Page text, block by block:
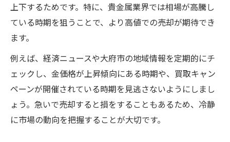
上下するためです。特に、貴金属業界では相場が高騰し
ている時期を狙うことで、より高値での売却が期待でき
ます。
例えば、経済ニュースや大府市の地域情報を定期的にチ
ェックし、金価格が上昇傾向にある時期や、買取キャン
ペーンが開催されている時期を見逃さないようにしまし
ょう。急いで売却すると損をすることもあるため、冷静
に市場の動向を把握することが大切です。